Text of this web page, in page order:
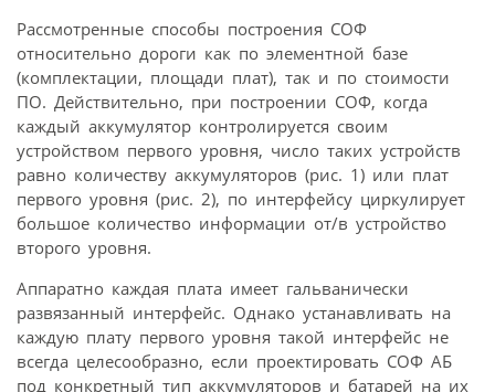
Рассмотренные способы построения СОФ
относительно дороги как по элементной базе
(комплектации, площади плат), так и по стоимости
ПО. Действительно, при построении СОФ, когда
каждый аккумулятор контролируется своим
устройством первого уровня, число таких устройств
равно количеству аккумуляторов (рис. 1) или плат
первого уровня (рис. 2), по интерфейсу циркулирует
большое количество информации от/в устройство
второго уровня.
Аппаратно каждая плата имеет гальванически
развязанный интерфейс. Однако устанавливать на
каждую плату первого уровня такой интерфейс не
всегда целесообразно, если проектировать СОФ АБ
под конкретный тип аккумуляторов и батарей на их